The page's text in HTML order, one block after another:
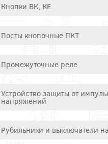
Кнопки ВК, КЕ
Посты кнопочные ПКТ
Промежуточные реле
Устройство защиты от
напряжений
Рубильники и выключатели